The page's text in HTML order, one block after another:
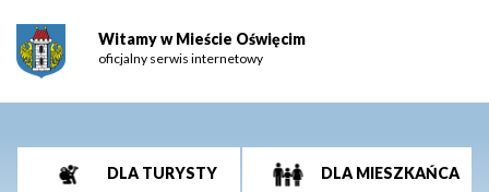
Witamy w Mieście Oświęcim
oficjalny serwis internetowy
DLA TURYSTY DLA MIESZKAŃCA